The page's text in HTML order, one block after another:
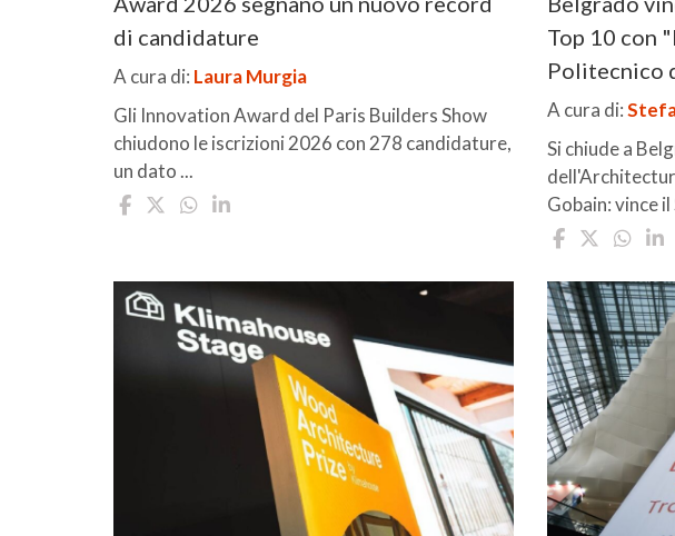
di candidature
A cura di: Laura Murgia
Gli Innovation Award del Paris Builders Show
chiudono le iscrizioni 2026 con 278 candidature,
un dato ...
Top 10 con
Politecnico
A cura di:
Si chiude a
Gobain: vince